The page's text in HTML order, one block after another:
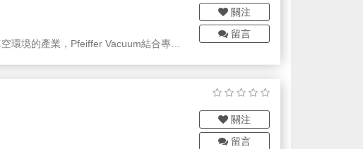
環境的產業，Pfeiffer Vacuum結合專業
關注
留言
關注
留言